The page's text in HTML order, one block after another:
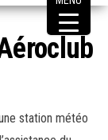
station météo